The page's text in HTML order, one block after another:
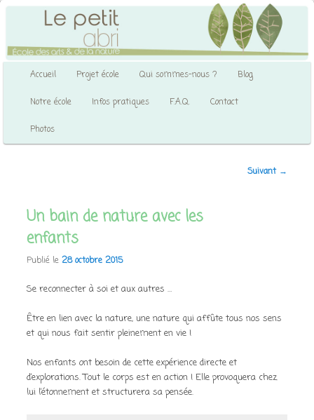
Aller
principalLe petit abri
École des arts & de la nature
Accueil Projet école Qui sommes-nous ? Blog
Notre école Infos pratiques F.A.Q. Contact
Photos
Suivant →
Un bain de nature avec les
enfants
Publié le28 octobre 2015
Se reconnecter à soi et aux autres …
Être en lien avec la nature, une nature qui affûte tous nos sens
et qui nous fait sentir pleinement en vie !
Nos enfants ont besoin de cette expérience directe et
d’explorations. Tout le corps est en action ! Elle provoquera chez
lui l’étonnement et structurera sa pensée.